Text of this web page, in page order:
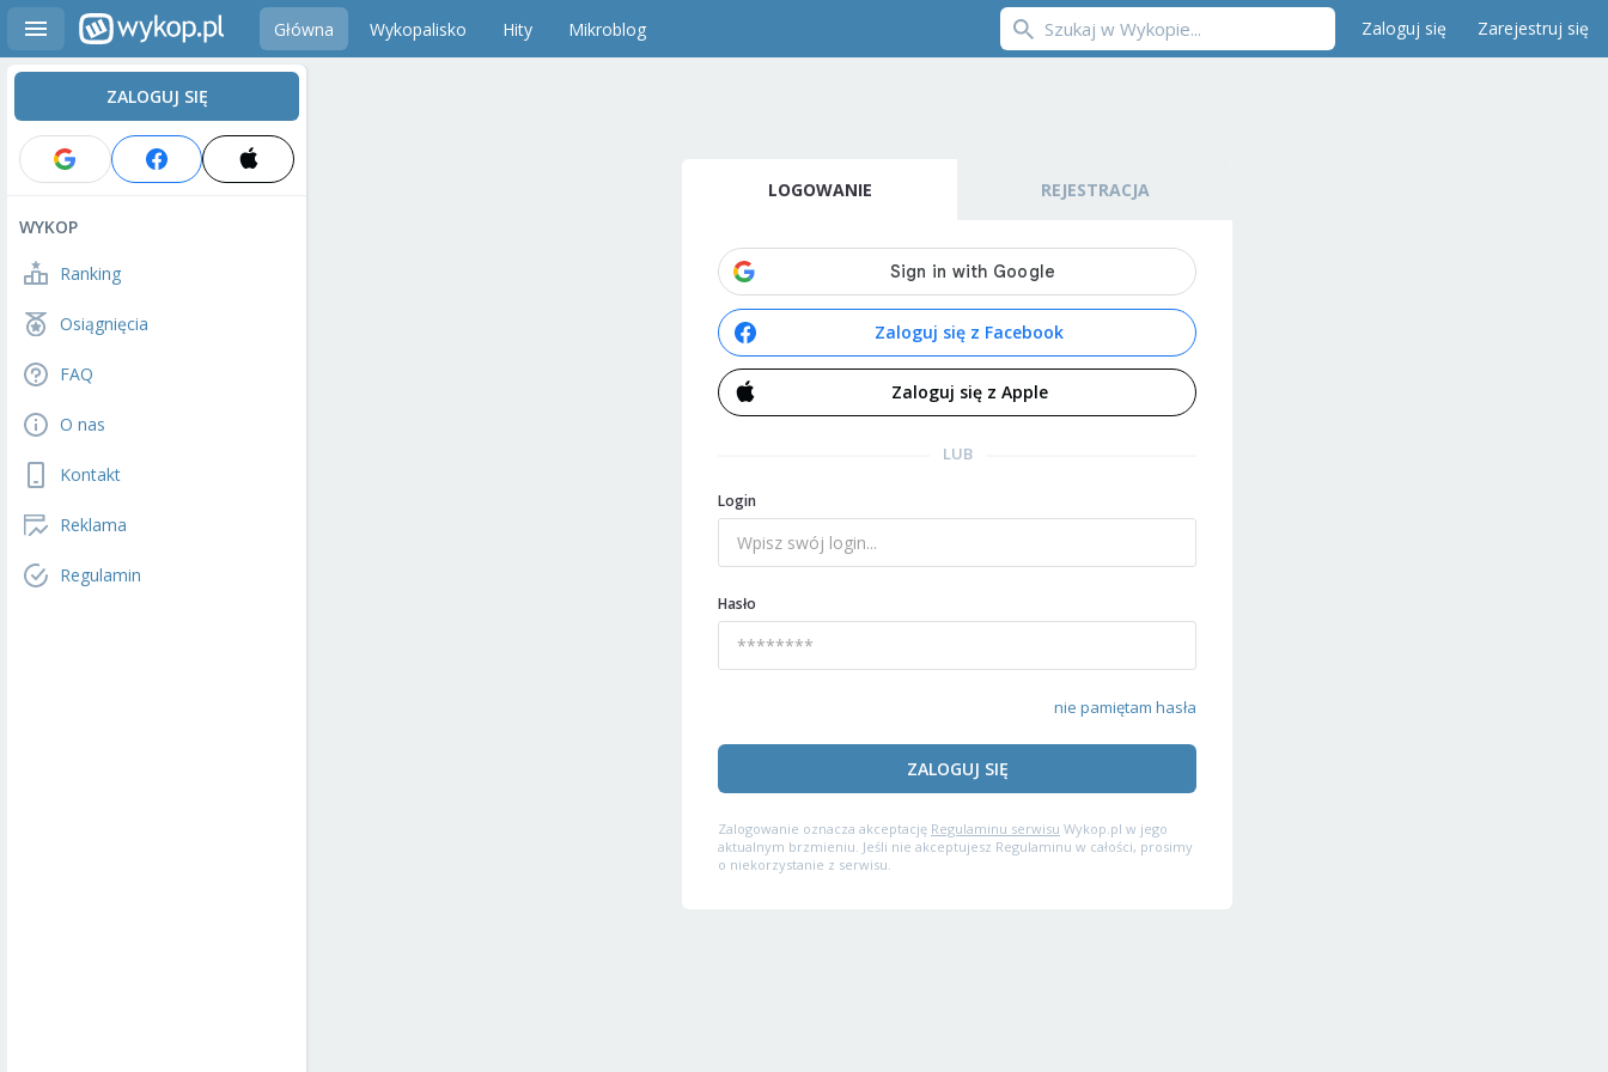
Główna Wykopalisko Hity Mikroblog Zaloguj się Zarejestruj się
ZALOGUJ SIĘ
WYKOP
Ranking
Osiągnięcia
FAQ
O nas
Kontakt
Reklama
Regulamin
LOGOWANIE REJESTRACJA
Zaloguj się z Facebook
Zaloguj się z Apple
LUB
Login
Hasło
nie pamiętam hasła
ZALOGUJ SIĘ
Zalogowanie oznacza akceptację Regulaminu serwisu Wykop.pl w jego
aktualnym brzmieniu. Jeśli nie akceptujesz Regulaminu w całości, prosimy
o niekorzystanie z serwisu.